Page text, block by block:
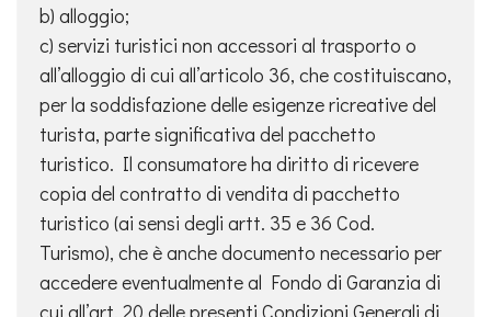
b) alloggio;
c) servizi turistici non accessori al trasporto o
all’alloggio di cui all’articolo 36, che costituiscano,
per la soddisfazione delle esigenze ricreative del
turista, parte significativa del pacchetto
turistico. Il consumatore ha diritto di ricevere
copia del contratto di vendita di pacchetto
turistico (ai sensi degli artt. 35 e 36 Cod.
Turismo), che è anche documento necessario per
accedere eventualmente al Fondo di Garanzia di
cui all’art. 20 delle presenti Condizioni Generali di